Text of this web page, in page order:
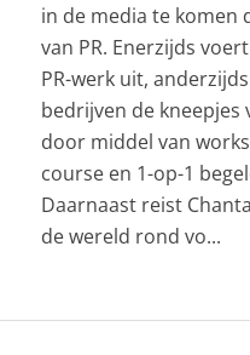
in de media te komen
van PR. Enerzijds
PR-werk uit,
bedrijven de kneepjes
door middel van
course en 1-op-1
Daarnaast reist
de wereld rond vo...